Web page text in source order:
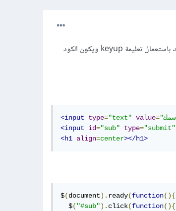
نعم يمكن هذا عن طريق jquery حيث يكون الاظهار فور الضغط على الزر وذلك باستعمال تعليمة keyup ويكون الكود
<input type="text" value=
<input
id="sub" type="submit"
<h1 align=center></h1>
$(document). ready(function(){
  $
( "#sub"). click(function(){